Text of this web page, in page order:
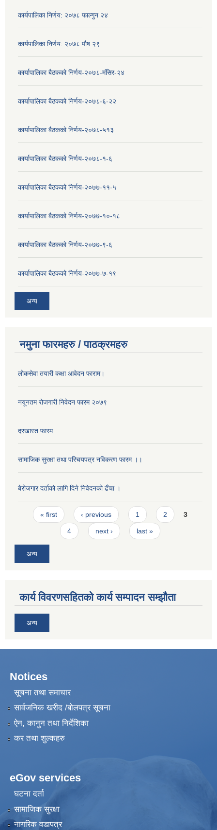
कार्यपालिका निर्णय: २०७८ फाल्गुन २४
कार्यपालिका निर्णय: २०७८ पौष २९
कार्यापालिका बैठकको निर्णय-२०७८-मंसिर-२४
कार्यापालिका बैठकको निर्णय-२०७८-६-२२
कार्यापालिका बैठकको निर्णय-२०७८-५१३
कार्यापालिका बैठकको निर्णय-२०७८-१-६
कार्यापालिका बैठकको निर्णय-२०७७-११-५
कार्यापालिका बैठकको निर्णय-२०७७-१०-१८
कार्यापालिका बैठकको निर्णय-२०७७-९-६
कार्यापालिका बैठकको निर्णय-२०७७-७-१९
अन्य
नमुना फारमहरु / पाठक्रमहरु
लोकसेवा तयारी कक्षा आवेदन फाराम।
नयूनतम रोजगारी निवेदन फारम २०७९
दरखास्त फारम
सामाजिक सुरक्षा तथा परिचयपत्र नविकरण फारम ।।
बेरोजगार दर्ताको लागि दिने निवेदनको ढँचा ।
Pages
« first ‹ previous 1 2 3
4 next › last »
अन्य
कार्य विवरणसहितको कार्य सम्पादन सम्झौता
अन्य
Notices
सूचना तथा समाचार
सार्वजनिक खरीद /बोलपत्र सूचना
ऐन, कानुन तथा निर्देशिका
कर तथा शुल्कहरु
eGov services
घटना दर्ता
सामाजिक सुरक्षा
नागरिक वडापत्र